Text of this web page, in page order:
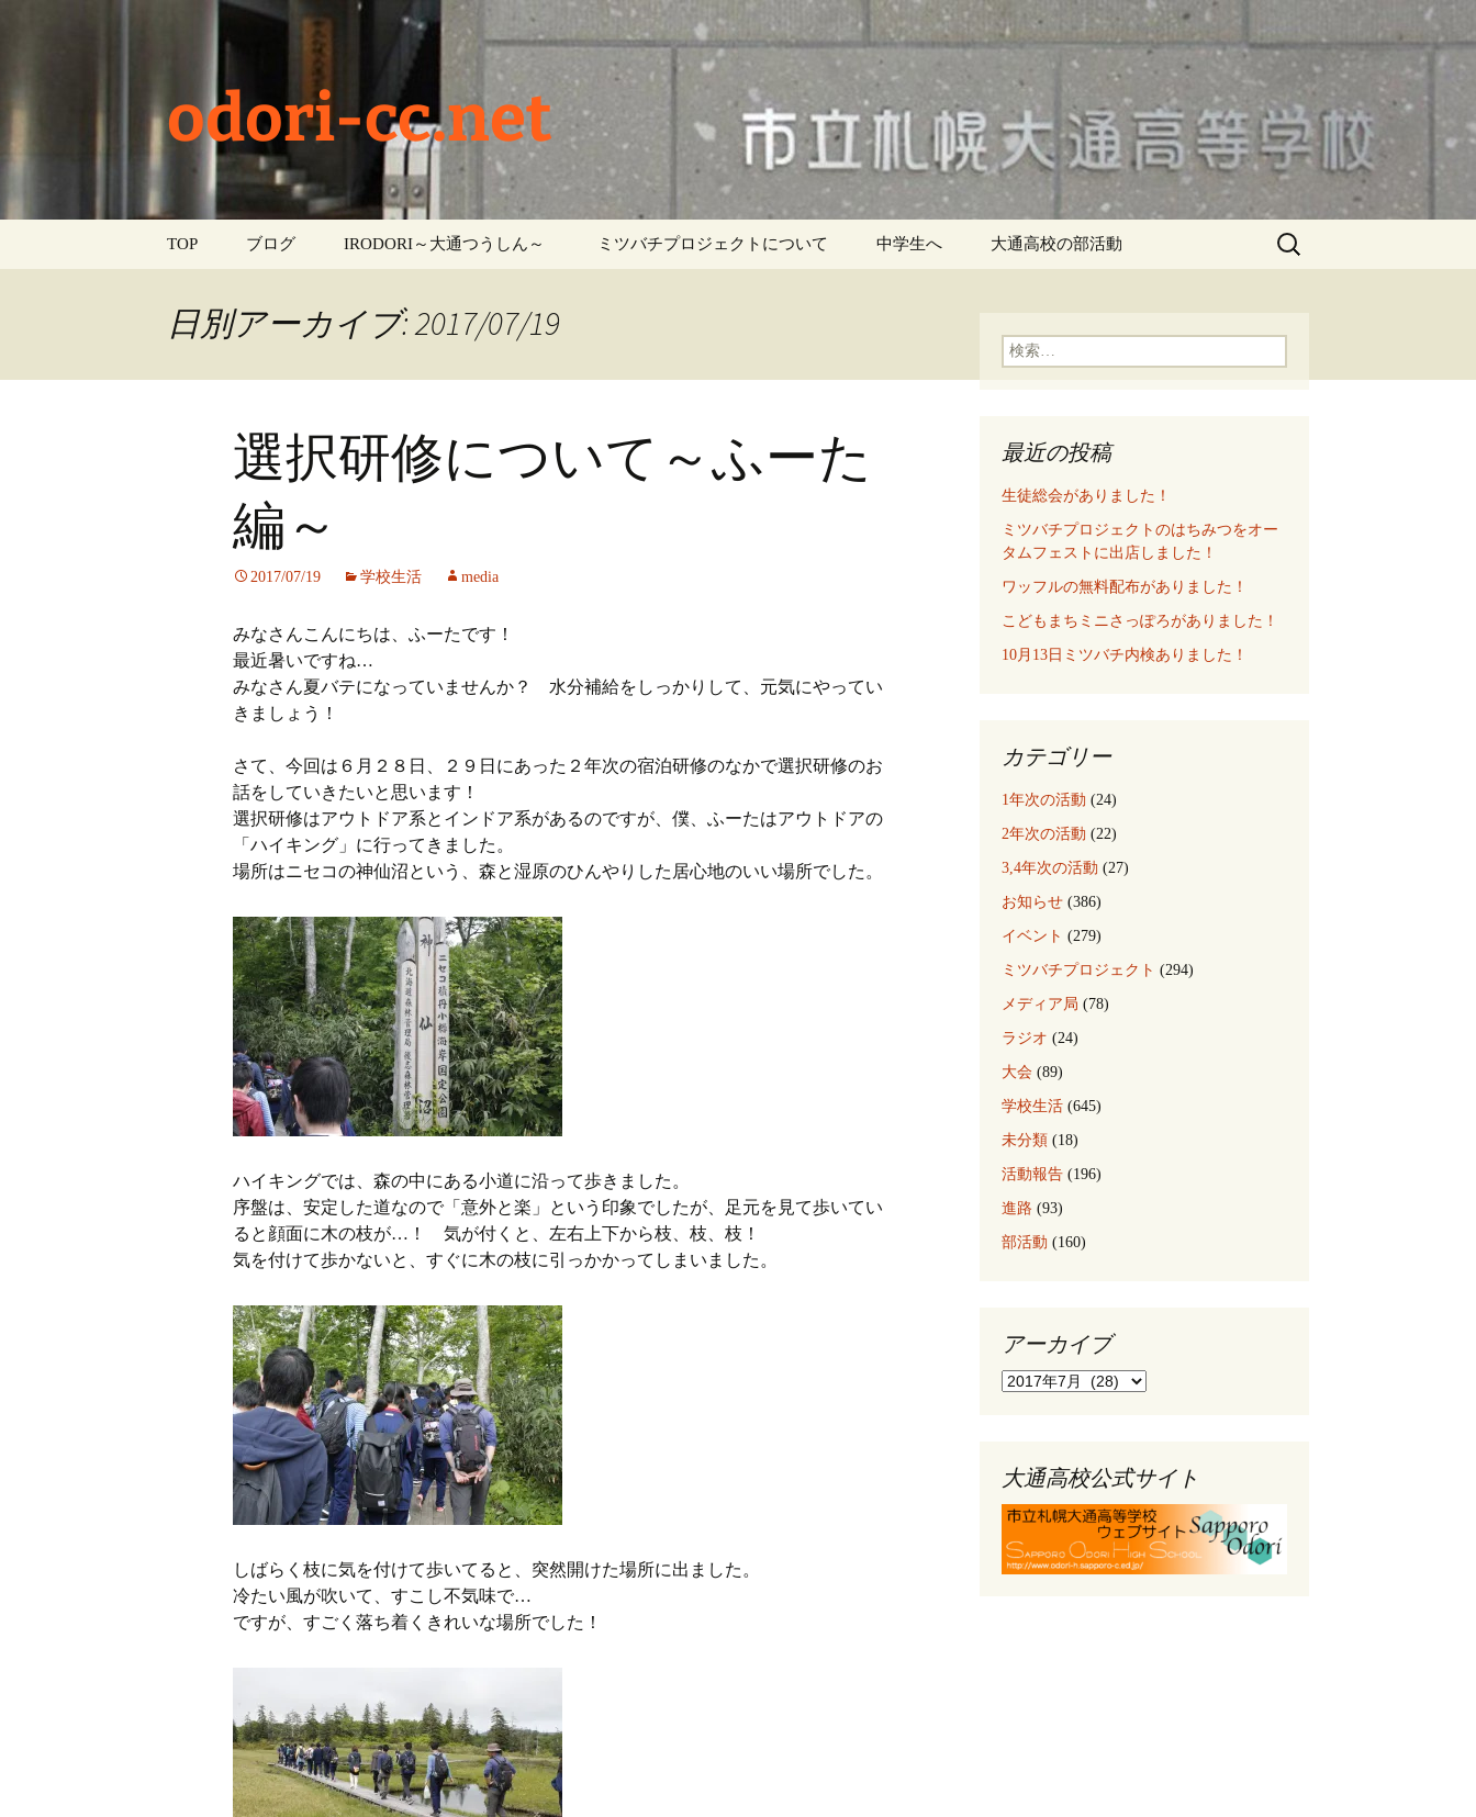
odori-cc.net
TOP ブログ
学校生活
部活動
ラジオ
ミツバチプロジェクト
メディア局
1年次の活動
3,4年次の活動
IRODORI～大通つうしん～ ‎ ミツバチプロジェクトについて 中学生へ 大通高校の部活動
検
索:
日別アーカイブ: 2017/07/19
選択研修について～ふーた
編～
2017/07/19 学校生活 media
みなさんこんにちは、ふーたです！
最近暑いですね…
みなさん夏バテになっていませんか？ 水分補給をしっかりして、元気にやってい
きましょう！
さて、今回は６月２８日、２９日にあった２年次の宿泊研修のなかで選択研修のお
話をしていきたいと思います！
選択研修はアウトドア系とインドア系があるのですが、僕、ふーたはアウトドアの
「ハイキング」に行ってきました。
場所はニセコの神仙沼という、森と湿原のひんやりした居心地のいい場所でした。
ハイキングでは、森の中にある小道に沿って歩きました。
序盤は、安定した道なので「意外と楽」という印象でしたが、足元を見て歩いてい
ると顔面に木の枝が…！ 気が付くと、左右上下から枝、枝、枝！
気を付けて歩かないと、すぐに木の枝に引っかかってしまいました。
しばらく枝に気を付けて歩いてると、突然開けた場所に出ました。
冷たい風が吹いて、すこし不気味で…
ですが、すごく落ち着くきれいな場所でした！
検
索:
最近の投稿
生徒総会がありました！
ミツバチプロジェクトのはちみつをオー
タムフェストに出店しました！
ワッフルの無料配布がありました！
こどもまちミニさっぽろがありました！
10月13日ミツバチ内検ありました！
カテゴリー
1年次の活動 (24)
2年次の活動 (22)
3,4年次の活動 (27)
お知らせ (386)
イベント (279)
ミツバチプロジェクト (294)
メディア局 (78)
ラジオ (24)
大会 (89)
学校生活 (645)
未分類 (18)
活動報告 (196)
進路 (93)
部活動 (160)
アーカイブ
ア
ブ
大通高校公式サイト